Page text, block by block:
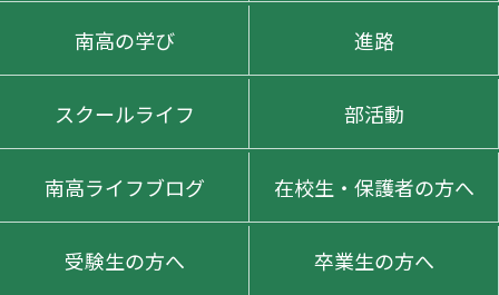
南高の学び 進路
スクールライフ 部活動
南高ライフブログ 在校生・保護者の方へ
受験生の方へ 卒業生の方へ